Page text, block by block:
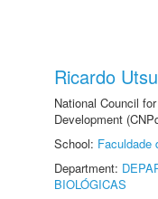
Ricardo
National Council
Development
School: Faculdade
Department:
BIOLÓGICAS